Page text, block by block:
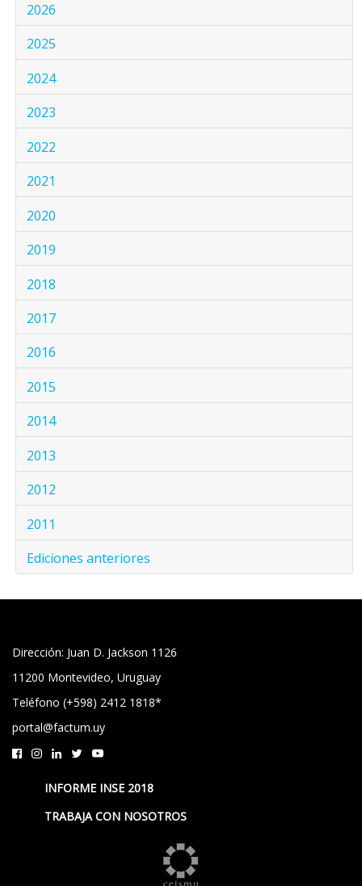
2026
2025
2024
2023
2022
2021
2020
2019
2018
2017
2016
2015
2014
2013
2012
2011
Ediciones anteriores
Dirección: Juan D. Jackson 1126
11200 Montevideo, Uruguay
Teléfono (+598) 2412 1818*
portal@factum.uy
INFORME INSE 2018
TRABAJA CON NOSOTROS